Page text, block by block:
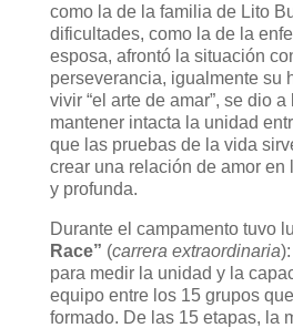
como la de la familia de Lito
dificultades, como la de la
esposa, afrontó la situación
perseverancia, igualmente su
vivir “el arte de amar”, se dio
mantener intacta la unidad
que las pruebas de la vida
crear una relación de amor en
y profunda.
Durante el campamento tuvo
Race” (carrera extraordinaria
para medir la unidad y la
equipo entre los 15 grupos
formado. De las 15 etapas, la